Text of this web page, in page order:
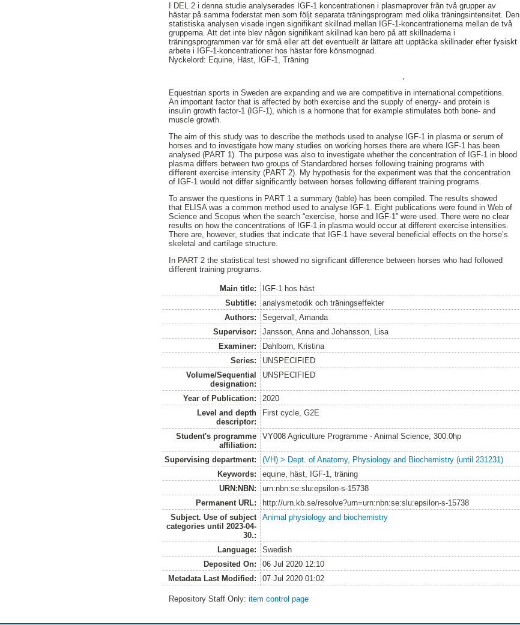
I DEL 2 i denna studie analyserades IGF-1 koncentrationen i plasmaprover från två grupper av
hästar på samma foderstat men som följt separata träningsprogram med olika träningsintensitet. Den
statistiska analysen visade ingen signifikant skillnad mellan IGF-1-koncentrationerna mellan de två
grupperna. Att det inte blev någon signifikant skillnad kan bero på att skillnaderna i
träningsprogrammen var för små eller att det eventuellt är lättare att upptäcka skillnader efter fysiskt
arbete i IGF-1-koncentrationer hos hästar före könsmognad.
Nyckelord: Equine, Häst, IGF-1, Träning
,
Equestrian sports in Sweden are expanding and we are competitive in international competitions.
An important factor that is affected by both exercise and the supply of energy- and protein is
insulin growth factor-1 (IGF-1), which is a hormone that for example stimulates both bone- and
muscle growth.
The aim of this study was to describe the methods used to analyse IGF-1 in plasma or serum of
horses and to investigate how many studies on working horses there are where IGF-1 has been
analysed (PART 1). The purpose was also to investigate whether the concentration of IGF-1 in blood
plasma differs between two groups of Standardbred horses following training programs with
different exercise intensity (PART 2). My hypothesis for the experiment was that the concentration
of IGF-1 would not differ significantly between horses following different training programs.
To answer the questions in PART 1 a summary (table) has been compiled. The results showed
that ELISA was a common method used to analyse IGF-1. Eight publications were found in Web of
Science and Scopus when the search “exercise, horse and IGF-1” were used. There were no clear
results on how the concentrations of IGF-1 in plasma would occur at different exercise intensities.
There are, however, studies that indicate that IGF-1 have several beneficial effects on the horse’s
skeletal and cartilage structure.
In PART 2 the statistical test showed no significant difference between horses who had followed
different training programs.
Main title:
IGF-1 hos häst
Subtitle:
analysmetodik och träningseffekter
Authors:
Segervall, Amanda
Supervisor:
Jansson, Annaand Johansson, Lisa
Examiner:
Dahlborn, Kristina
Series:
UNSPECIFIED
Volume/Sequential
designation:
UNSPECIFIED
Year of Publication:
2020
Level and depth
descriptor:
First cycle, G2E
Student's programme
affiliation:
VY008 Agriculture Programme - Animal Science, 300.0hp
Supervising department:
(VH) > Dept. of Anatomy, Physiology and Biochemistry (until 231231)
Keywords:
equine, häst, IGF-1, träning
URN:NBN:
urn:nbn:se:slu:epsilon-s-15738
Permanent URL:
http://urn.kb.se/resolve?urn=urn:nbn:se:slu:epsilon-s-15738
Subject. Use of subject
categories until 2023-04-
30.:
Animal physiology and biochemistry
Language:
Swedish
Deposited On:
06 Jul 2020 12:10
Metadata Last Modified:
07 Jul 2020 01:02
Repository Staff Only:item control page